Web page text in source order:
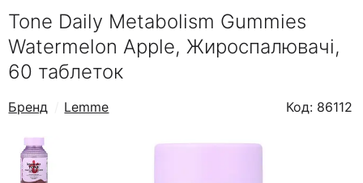
Tone Daily Metabolism Gummies
Watermelon Apple, Жироспалювачі,
60 таблеток
Бренд Lemme Код: 86112